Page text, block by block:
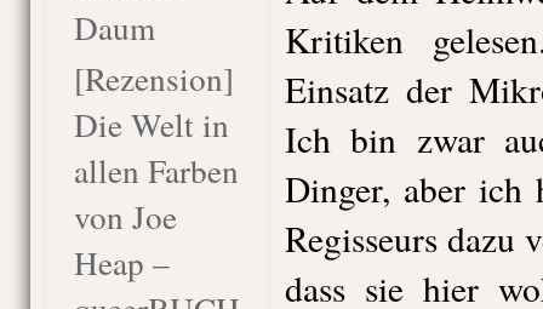
Daum
[Rezension]
Die Welt in
allen Farben
von Joe
Heap –
Kritiken
Einsatz der
Ich bin zwar
Dinger, aber ich
Regisseurs dazu
dass sie hier